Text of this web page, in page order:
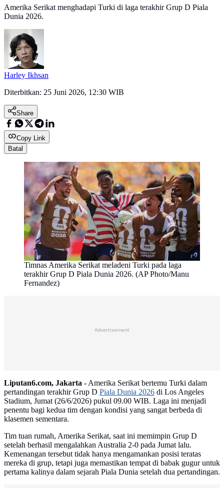
Amerika Serikat menghadapi Turki di laga terakhir Grup D Piala
Dunia 2026.
Harley Ikhsan
Diterbitkan: 25 Juni 2026, 12:30 WIB
Share
Copy Link
Batal
Timnas Amerika Serikat meladeni Turki pada laga
terakhir Grup D Piala Dunia 2026. (AP Photo/Manu
Fernandez)
Advertisement
Liputan6.com, Jakarta -Amerika Serikat bertemu Turki dalam
pertandingan terakhir Grup D Piala Dunia 2026 di Los Angeles
Stadium, Jumat (26/6/2026) pukul 09.00 WIB. Laga ini menjadi
penentu bagi kedua tim dengan kondisi yang sangat berbeda di
klasemen sementara.
Tim tuan rumah, Amerika Serikat, saat ini memimpin Grup D
setelah berhasil mengalahkan Australia 2-0 pada Jumat lalu.
Kemenangan tersebut tidak hanya mengamankan posisi teratas
mereka di grup, tetapi juga memastikan tempat di babak gugur untuk
pertama kalinya dalam sejarah Piala Dunia setelah dua pertandingan.